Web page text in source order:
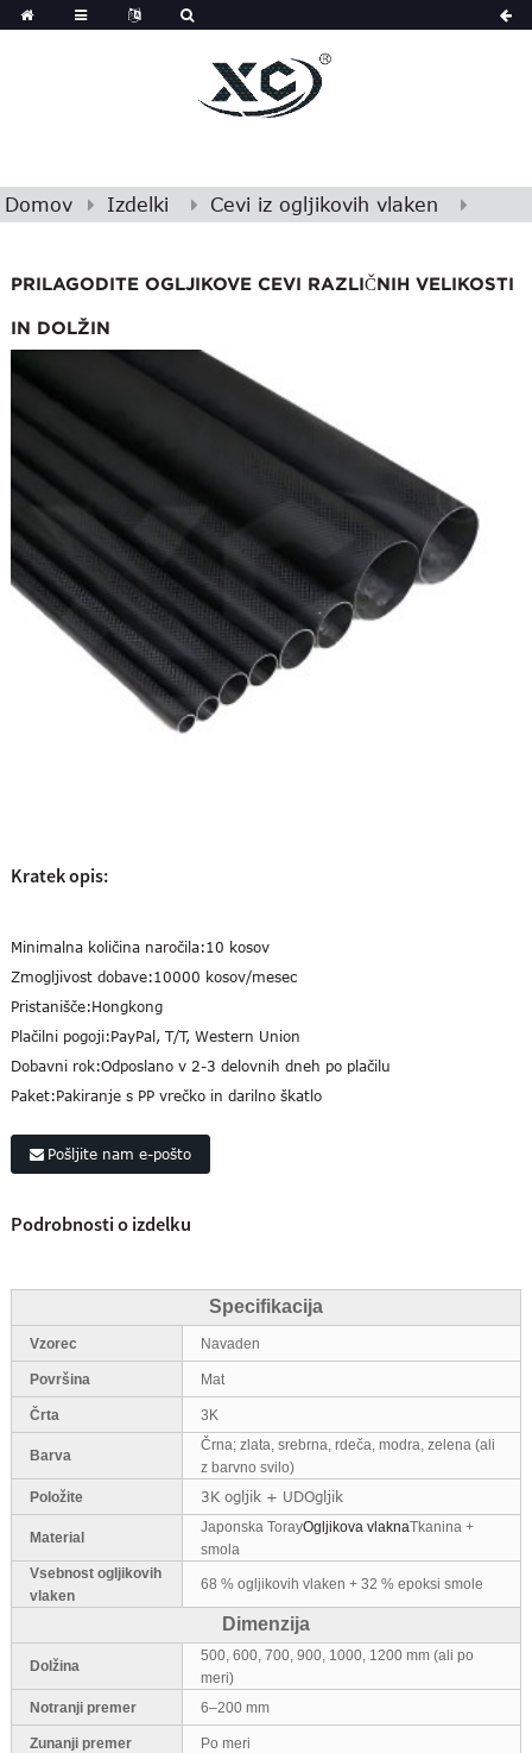
Domov Izdelki Cevi iz ogljikovih vlaken
PRILAGODITE OGLJIKOVE CEVI RAZLIČNIH VELIKOSTI
IN DOLŽIN
Kratek opis:
Minimalna količina naročila:10 kosov
Zmogljivost dobave:10000 kosov/mesec
Pristanišče:Hongkong
Plačilni pogoji:PayPal, T/T, Western Union
Dobavni rok:Odposlano v 2-3 delovnih dneh po plačilu
Paket:Pakiranje s PP vrečko in darilno škatlo
Pošljite nam e-pošto
Podrobnosti o izdelku
Specifikacija
Vzorec Navaden
Površina Mat
Črta 3K
Barva
Črna; zlata, srebrna, rdeča, modra, zelena (ali
z barvno svilo)
Položite
3K ogljik + UDOgljik
Material
Japonska TorayOgljikova vlaknaTkanina +
smola
Vsebnost ogljikovih
vlaken
68 % ogljikovih vlaken + 32 % epoksi smole
Dimenzija
Dolžina
500, 600, 700, 900, 1000, 1200 mm (ali po
meri)
Notranji premer
6–200 mm
Zunanji premer Po meri